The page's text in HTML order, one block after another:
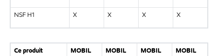
NSF H1 X X X X
Ce produit
MOBIL
MOBIL
MOBIL
MOBIL